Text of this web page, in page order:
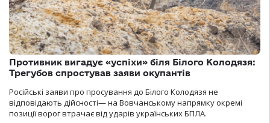
Противник вигадує «успіхи» біля Білого Колодязя:
Трегубов спростував заяви окупантів
Російські заяви про просування до Білого Колодязя не
відповідають дійсності— на Вовчанському напрямку окремі
позиції ворог втрачає від ударів українських БПЛА.